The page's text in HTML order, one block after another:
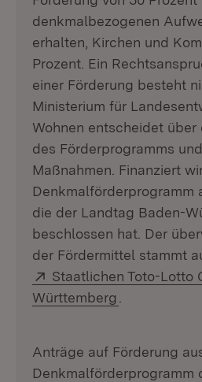
denkmalbezogenen
erhalten, Kirchen und
Prozent. Ein
einer Förderung besteht
Ministerium für
Wohnen entscheidet
des Förderprogramms
Maßnahmen. Finanziert
Denkmalförderprogramm
die der Landtag Baden-
beschlossen hat. Der
der Fördermittel stammt
Extern:
Staatlichen Toto-Lotto
Württemberg
Anträge auf Förderung
Denkmalförderprogramm